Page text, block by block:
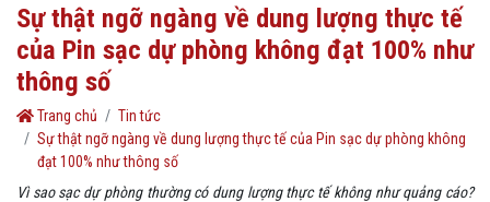
Sự thật ngỡ ngàng về dung lượng thực tế
của Pin sạc dự phòng không đạt 100% như
thông số
Trang chủ
Tin tức
Sự thật ngỡ ngàng về dung lượng thực tế của Pin sạc dự phòng không
đạt 100% như thông số
Vì sao sạc dự phòng thường có dung lượng thực tế không như quảng cáo?